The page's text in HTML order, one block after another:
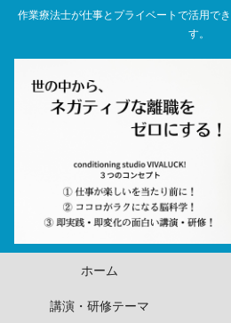
作業療法士が仕事とプライベートで活用で
す。
ホーム
講演・研修テーマ